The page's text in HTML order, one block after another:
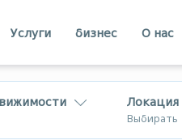
Услуги бизнес О нас
Локация
Выбирать